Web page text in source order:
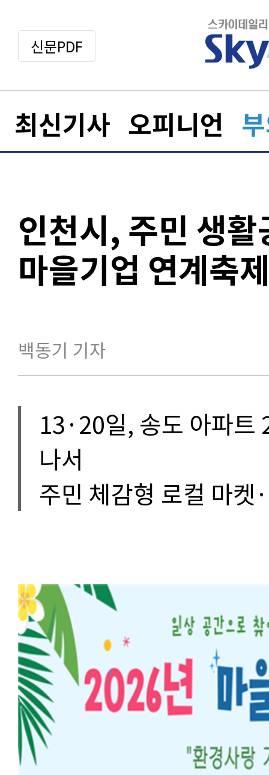
신문PDF
최신기사 오피니언
인천시, 주민 생
마을기업 연계축
백동기 기자
13·20일, 송도 아파트
나서
주민 체감형 로컬 마켓